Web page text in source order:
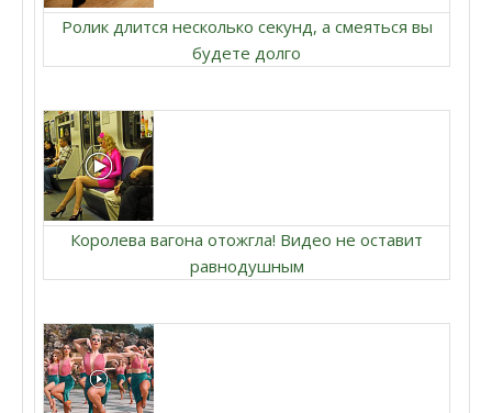
Ролик длится несколько секунд, а смеяться вы
будете долго
Королева вагона отожгла! Видео не оставит
равнодушным